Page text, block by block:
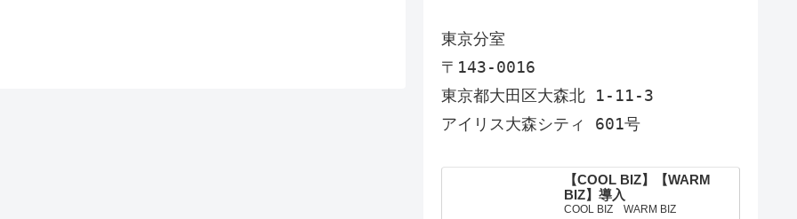
東京分室
〒143-0016
東京都大田区大森北 1-11-3
アイリス大森シティ 601号
【COOL BIZ】【WARM
BIZ】導入
COOL BIZ WARM BIZ